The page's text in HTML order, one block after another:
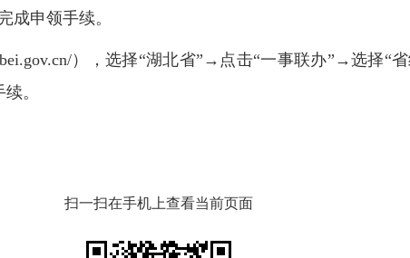
成申领手续。
），选择“湖北省”→点击“一事联办”→选择“
。
扫一扫在手机上查看当前页面